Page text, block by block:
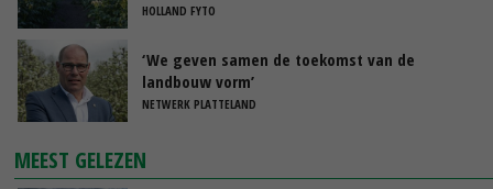
HOLLAND FYTO
‘We geven samen de toekomst van de
landbouw vorm’
NETWERK PLATTELAND
MEEST GELEZEN